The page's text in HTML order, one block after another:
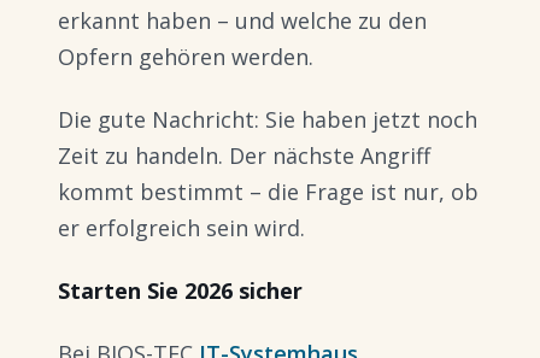
erkannt haben – und welche zu den
Opfern gehören werden.
Die gute Nachricht: Sie haben jetzt noch
Zeit zu handeln. Der nächste Angriff
kommt bestimmt – die Frage ist nur, ob
er erfolgreich sein wird.
Starten Sie 2026 sicher